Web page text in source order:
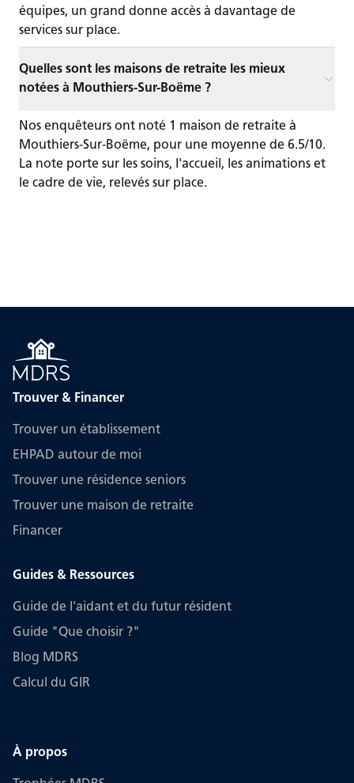
équipes, un grand donne accès à davantage de
services sur place.
Quelles sont les maisons de retraite les mieux
notées à Mouthiers-Sur-Boëme ?
Nos enquêteurs ont noté 1 maison de retraite à
Mouthiers-Sur-Boëme, pour une moyenne de 6.5/10.
La note porte sur les soins, l'accueil, les animations et
le cadre de vie, relevés sur place.
Trouver & Financer
Trouver un établissement
EHPAD autour de moi
Trouver une résidence seniors
Trouver une maison de retraite
Financer
Guides & Ressources
Guide de l'aidant et du futur résident
Guide "Que choisir ?"
Blog MDRS
Calcul du GIR
À propos